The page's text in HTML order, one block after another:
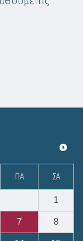
ΠΑ ΣΑ
1
7 8